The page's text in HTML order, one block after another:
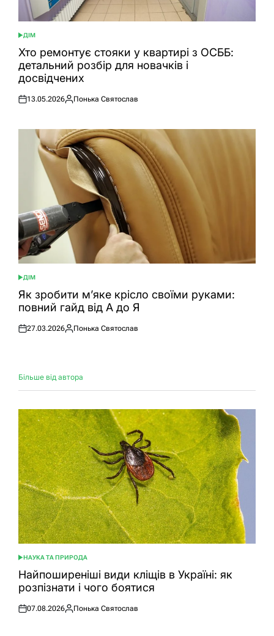
ОПУБЛІКУВАТИ
У
ДІМ
Хто ремонтує стояки у квартирі з ОСББ:
детальний розбір для новачків і
досвідчених
Оприлюднено
13.05.2026
Опубліковано
Понька Святослав
ОПУБЛІКУВАТИ
У
ДІМ
Як зробити м’яке крісло своїми руками:
повний гайд від А до Я
Оприлюднено
27.03.2026
Опубліковано
Понька Святослав
Більше від автора
ОПУБЛІКУВАТИ
У
НАУКА ТА ПРИРОДА
Найпоширеніші види кліщів в Україні: як
розпізнати і чого боятися
Оприлюднено
07.08.2026
Опубліковано
Понька Святослав